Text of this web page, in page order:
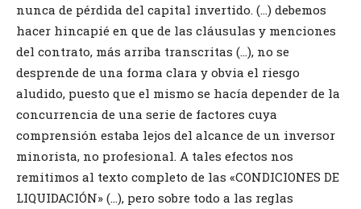
nunca de pérdida del capital invertido. (…) debemos
hacer hincapié en que de las cláusulas y menciones
del contrato, más arriba transcritas (…), no se
desprende de una forma clara y obvia el riesgo
aludido, puesto que el mismo se hacía depender de la
concurrencia de una serie de factores cuya
comprensión estaba lejos del alcance de un inversor
minorista, no profesional. A tales efectos nos
remitimos al texto completo de las «CONDICIONES DE
LIQUIDACIÓN» (…), pero sobre todo a las reglas